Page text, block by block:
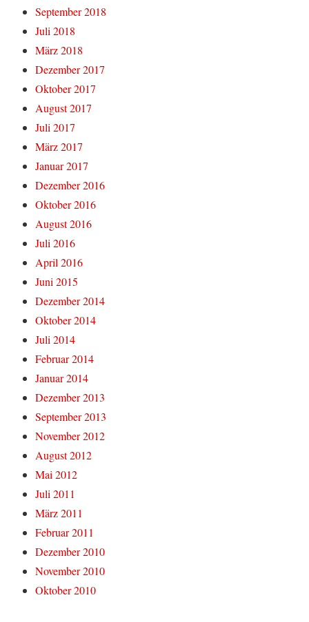
September 2018
Juli 2018
März 2018
Dezember 2017
Oktober 2017
August 2017
Juli 2017
März 2017
Januar 2017
Dezember 2016
Oktober 2016
August 2016
Juli 2016
April 2016
Juni 2015
Dezember 2014
Oktober 2014
Juli 2014
Februar 2014
Januar 2014
Dezember 2013
September 2013
November 2012
August 2012
Mai 2012
Juli 2011
März 2011
Februar 2011
Dezember 2010
November 2010
Oktober 2010